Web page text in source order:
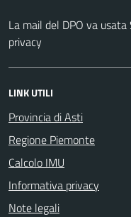
La mail del DPO va
privacy
LINK UTILI
Provincia di Asti
Regione Piemonte
Calcolo IMU
Informativa privacy
Note legali